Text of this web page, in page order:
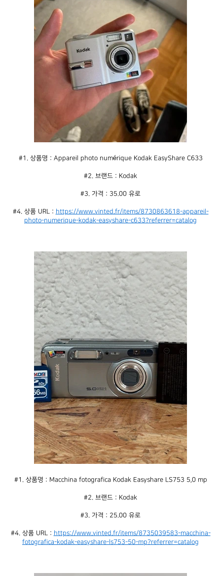
#1. 상품명 : Appareil photo numérique Kodak EasyShare C633
#2. 브랜드 : Kodak
#3. 가격 : 35.00 유로
#4. 상품 URL : https://www.vinted.fr/items/8730863618-appareil-
photo-numerique-kodak-easyshare-c633?referrer=catalog
#1. 상품명 : Macchina fotografica Kodak Easyshare LS753 5,0 mp
#2. 브랜드 : Kodak
#3. 가격 : 25.00 유로
#4. 상품 URL : https://www.vinted.fr/items/8735039583-macchina-
fotografica-kodak-easyshare-ls753-50-mp?referrer=catalog